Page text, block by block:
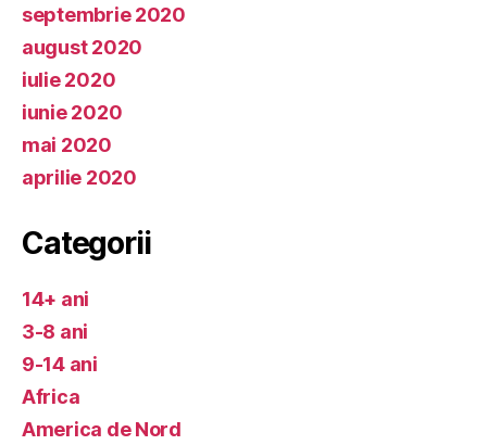
septembrie 2020
august 2020
iulie 2020
iunie 2020
mai 2020
aprilie 2020
Categorii
14+ ani
3-8 ani
9-14 ani
Africa
America de Nord